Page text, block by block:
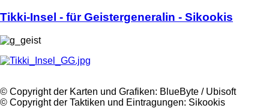
Tikki-Insel - für Geistergeneralin - Sikookis
©️ Copyright der Karten und Grafiken: BlueByte / Ubisoft
©️ Copyright der Taktiken und Eintragungen: Sikookis